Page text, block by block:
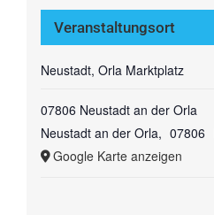
Veranstaltungsort
Neustadt, Orla Marktplatz
07806 Neustadt an der Orla
Neustadt an der Orla, 07806
Google Karte anzeigen